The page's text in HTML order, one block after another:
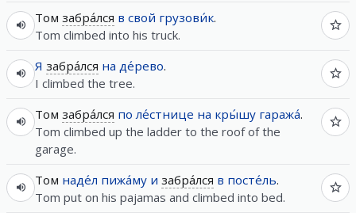
Том забра́лся в свой грузови́к.
Tom climbed into his truck.
Я забра́лся на де́рево.
I climbed the tree.
Том забра́лся по ле́стнице на кры́шу гаража́.
Tom climbed up the ladder to the roof of the
garage.
Том наде́л пижа́му и забра́лся в посте́ль.
Tom put on his pajamas and climbed into bed.